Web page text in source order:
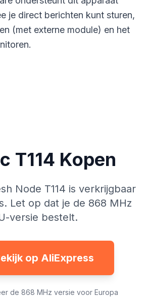
je direct berichten kunt sturen,
(met externe module) en het
T114 Kopen
Node T114 is verkrijgbaar
Let op dat je de 868 MHz
versie bestelt.
op AliExpress
de 868 MHz versie voor Europa